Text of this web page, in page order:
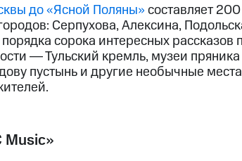
до «Ясной Поляны»составляет
Серпухова, Алексина,
сорока интересных рассказов
― Тульский кремль, музеи
пустынь и другие необычные
Music»